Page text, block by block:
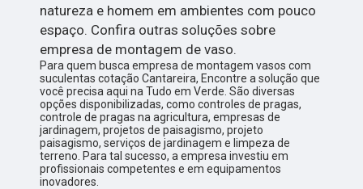
natureza e homem em ambientes com pouco
espaço. Confira outras soluções sobre
empresa de montagem de vaso.
Para quem busca empresa de montagem vasos com
suculentas cotação Cantareira, Encontre a solução que
você precisa aqui na Tudo em Verde. São diversas
opções disponibilizadas, como controles de pragas,
controle de pragas na agricultura, empresas de
jardinagem, projetos de paisagismo, projeto
paisagismo, serviços de jardinagem e limpeza de
terreno. Para tal sucesso, a empresa investiu em
profissionais competentes e em equipamentos
inovadores.